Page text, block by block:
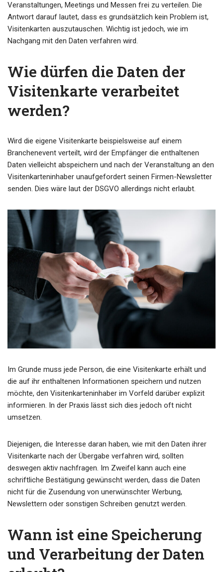
Veranstaltungen, Meetings und Messen frei zu verteilen. Die
Antwort darauf lautet, dass es grundsätzlich kein Problem ist,
Visitenkarten auszutauschen. Wichtig ist jedoch, wie im
Nachgang mit den Daten verfahren wird.
Wie dürfen die Daten der
Visitenkarte verarbeitet
werden?
Wird die eigene Visitenkarte beispielsweise auf einem
Branchenevent verteilt, wird der Empfänger die enthaltenen
Daten vielleicht abspeichern und nach der Veranstaltung an den
Visitenkarteninhaber unaufgefordert seinen Firmen-Newsletter
senden. Dies wäre laut der DSGVO allerdings nicht erlaubt.
Im Grunde muss jede Person, die eine Visitenkarte erhält und
die auf ihr enthaltenen Informationen speichern und nutzen
möchte, den Visitenkarteninhaber im Vorfeld darüber explizit
informieren. In der Praxis lässt sich dies jedoch oft nicht
umsetzen.
Diejenigen, die Interesse daran haben, wie mit den Daten ihrer
Visitenkarte nach der Übergabe verfahren wird, sollten
deswegen aktiv nachfragen. Im Zweifel kann auch eine
schriftliche Bestätigung gewünscht werden, dass die Daten
nicht für die Zusendung von unerwünschter Werbung,
Newslettern oder sonstigen Schreiben genutzt werden.
Wann ist eine Speicherung
und Verarbeitung der Daten